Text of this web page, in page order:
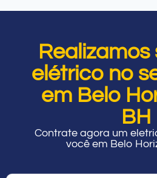
Realizamos
elétrico no
em Belo
BH
Contrate agora um
você em Belo